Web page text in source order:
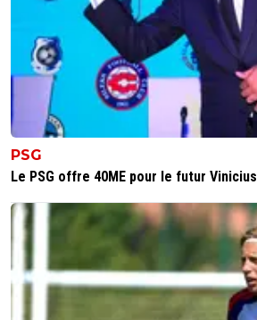
PSG
Le PSG offre 40ME pour le futur Vinicius